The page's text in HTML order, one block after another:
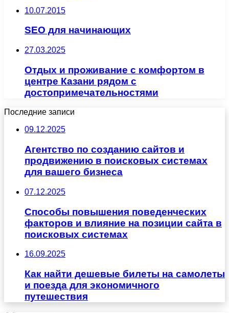
10.07.2015
SEO для начинающих
27.03.2025
Отдых и проживание с комфортом в
центре Казани рядом с
достопримечательностями
Последние записи
09.12.2025
Агентство по созданию сайтов и
продвижению в поисковых системах
для вашего бизнеса
07.12.2025
Способы повышения поведенческих
факторов и влияние на позиции сайта в
поисковых системах
16.09.2025
Как найти дешевые билеты на самолеты
и поезда для экономичного
путешествия